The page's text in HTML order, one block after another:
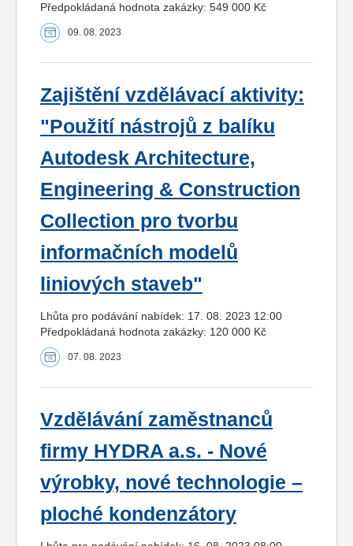
Předpokládaná hodnota zakázky: 549 000 Kč
09. 08. 2023
Zajištění vzdělávací aktivity:
"Použití nástrojů z balíku
Autodesk Architecture,
Engineering & Construction
Collection pro tvorbu
informačních modelů
liniových staveb"
Lhůta pro podávání nabídek: 17. 08. 2023 12:00
Předpokládaná hodnota zakázky: 120 000 Kč
07. 08. 2023
Vzdělávání zaměstnanců
firmy HYDRA a.s. - Nové
výrobky, nové technologie –
ploché kondenzátory